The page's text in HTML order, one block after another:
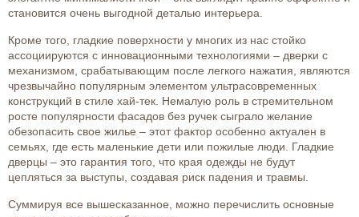
становится очень выгодной деталью интерьера.
Кроме того, гладкие поверхности у многих из нас стойко
ассоциируются с инновационными технологиями – дверки с
механизмом, срабатывающим после легкого нажатия, являются
чрезвычайно популярным элементом ультрасовременных
конструкций в стиле хай-тек. Немалую роль в стремительном
росте популярности фасадов без ручек сыграло желание
обезопасить свое жилье – этот фактор особенно актуален в
семьях, где есть маленькие дети или пожилые люди. Гладкие
дверцы – это гарантия того, что края одежды не будут
цепляться за выступы, создавая риск падения и травмы.
Суммируя все вышесказанное, можно перечислить основные